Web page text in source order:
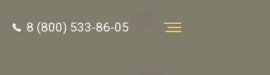
8 (800) 533-86-05